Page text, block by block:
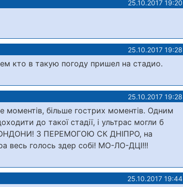
25.10.2017 19:20
25.10.2017 19:28
кто в такую погоду пришел на стадио.
25.10.2017 19:28
більше гострих моментів. Одним
до такої стадії, і ультрас могли б
ГОНДОНИ! З ПЕРЕМОГОЮ СК ДНІПРО, на
весь голось здер собі! МО-ЛО-ДЦІ!!!
25.10.2017 19:44